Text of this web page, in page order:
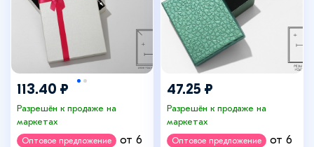
113.40 ₽
Разрешён к продаже на
маркетах
Оптовое предложение
от 6
47.25 ₽
Разрешён к продаже на
маркетах
Оптовое предложение
от 6